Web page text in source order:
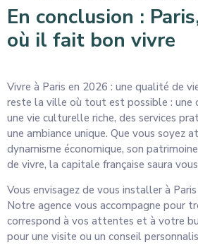
En conclusion :
où il fait bon vivre
Vivre à Paris en 2026 : une qualité de
reste la ville où tout est possible : une
une vie culturelle riche, des services
une ambiance unique. Que vous soyez
dynamisme économique, son
de vivre, la capitale française saura
Vous envisagez de vous installer à Paris
Notre agence vous accompagne pour
correspond à vos attentes et à votre
pour une visite ou un conseil